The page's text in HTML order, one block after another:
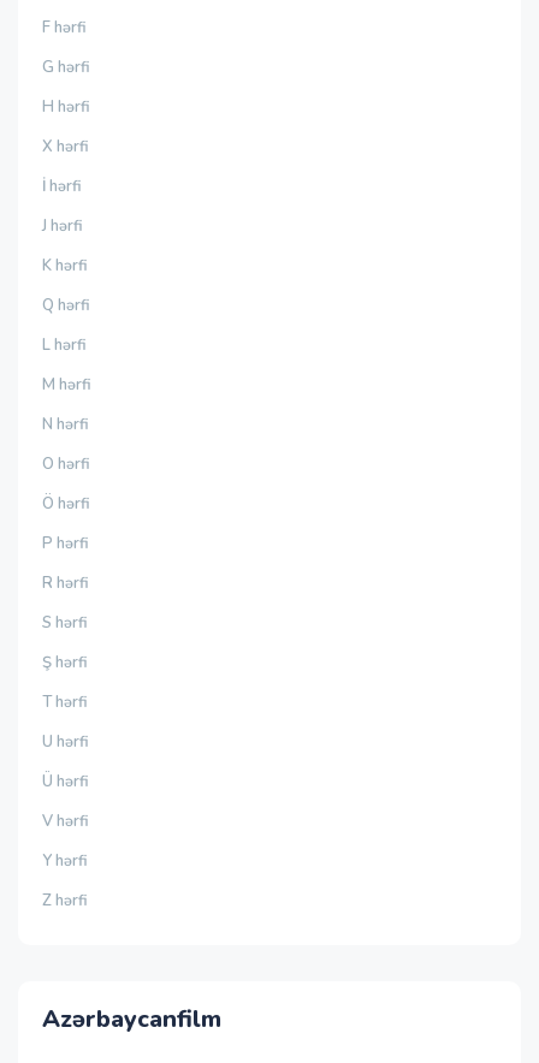
F hərfi
G hərfi
H hərfi
X hərfi
İ hərfi
J hərfi
K hərfi
Q hərfi
L hərfi
M hərfi
N hərfi
O hərfi
Ö hərfi
P hərfi
R hərfi
S hərfi
Ş hərfi
T hərfi
U hərfi
Ü hərfi
V hərfi
Y hərfi
Z hərfi
Azərbaycanfilm